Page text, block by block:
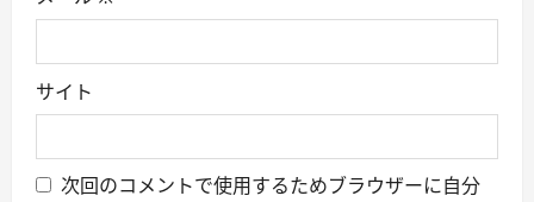
サイト
次回のコメントで使用するためブラウザーに自分